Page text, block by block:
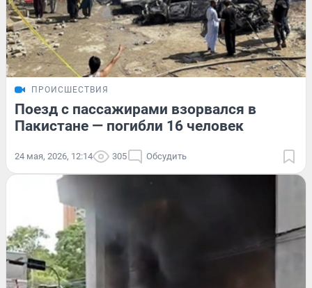
ПРОИСШЕСТВИЯ
Поезд с пассажирами взорвался в
Пакистане — погибли 16 человек
24 мая, 2026, 12:14 305 Обсудить